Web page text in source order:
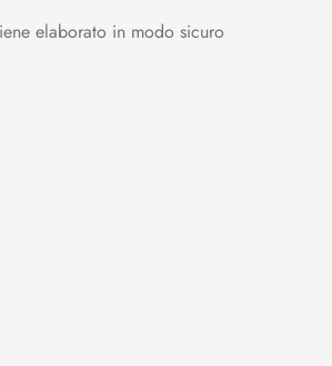
elaborato in modo sicuro